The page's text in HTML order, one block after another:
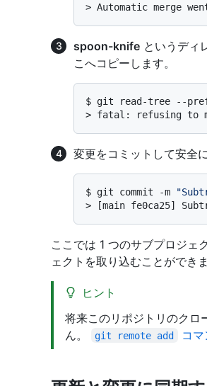
> Automatic merge
spoon-knife というディ
こへコピーします。
$ git read-tree --
> fatal: refusing to
変更をコミットして安全
$ git commit -m
>
[main fe0ca25]
ここでは 1 つのサブプロジェ
ェクトを取り込むことができま
ヒント
将来このリポジトリのクロ
ん。
git remote add コマ